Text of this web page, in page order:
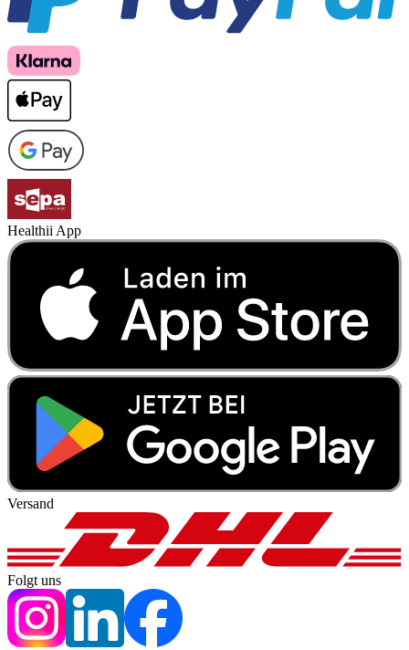
Healthii App
Versand
Folgt uns